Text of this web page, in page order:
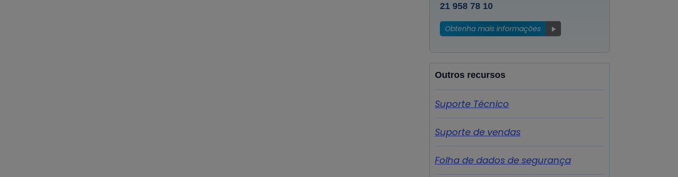
21 958 78 10
Obtenha mais informações
Outros recursos
Suporte Técnico
Suporte de vendas
Folha de dados de segurança